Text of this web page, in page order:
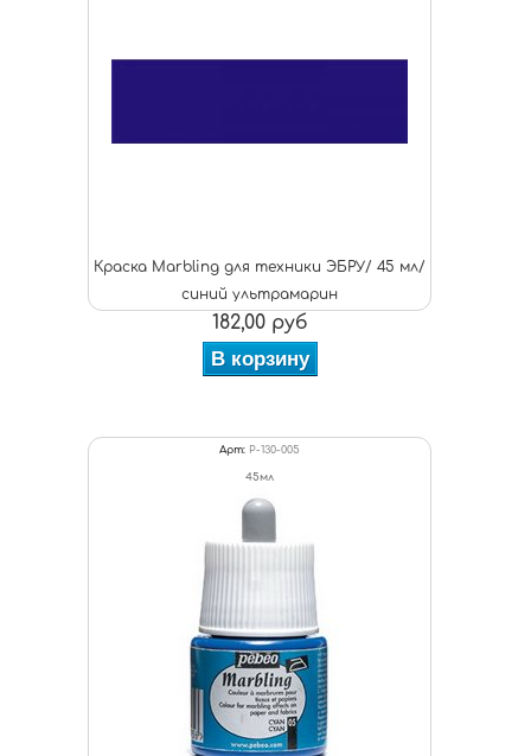
Краска Marbling для техники ЭБРУ/ 45 мл/
синий ультрамарин
182,00 руб
В корзину
Арт: P-130-005
45мл